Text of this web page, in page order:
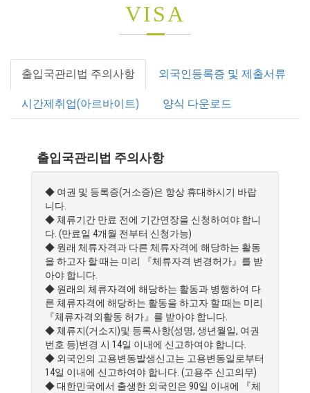
VISA
출입국관리법 주의사항 외국인등록증 및 제출서류
시간제취업(아르바이트) 양식 다운로드
출입국관리법 주의사항
◆ 여권 및 등록증(거소증)은 항상 휴대하시기 바랍
니다.
◆ 체류기간 만료 전에 기간연장을 신청하여야 합니
다. (만료일 4개월 전부터 신청가능)
◆ 원래 체류자격과 다른 체류자격에 해당하는 활동
을 하고자 할 때는 미리 『체류자격 변경허가』를 받
아야 합니다.
◆ 원래의 체류자격에 해당하는 활동과 병행하여 다
른 체류자격에 해당하는 활동을 하고자 할 때는 미리
『체류자격외활동 허가』를 받아야 합니다.
◆ 체류지(거소지)및 등록사항(성명, 생년월일, 여권
번호 등)변경 시 14일 이내에 신고하여야 합니다.
◆ 외국인의 고용변동발생신고는 고용변동일로부터
14일 이내에 신고하여야 합니다. (고용주 신고의무)
◆ 대한민국에서 출생한 외국인은 90일 이내에 『체